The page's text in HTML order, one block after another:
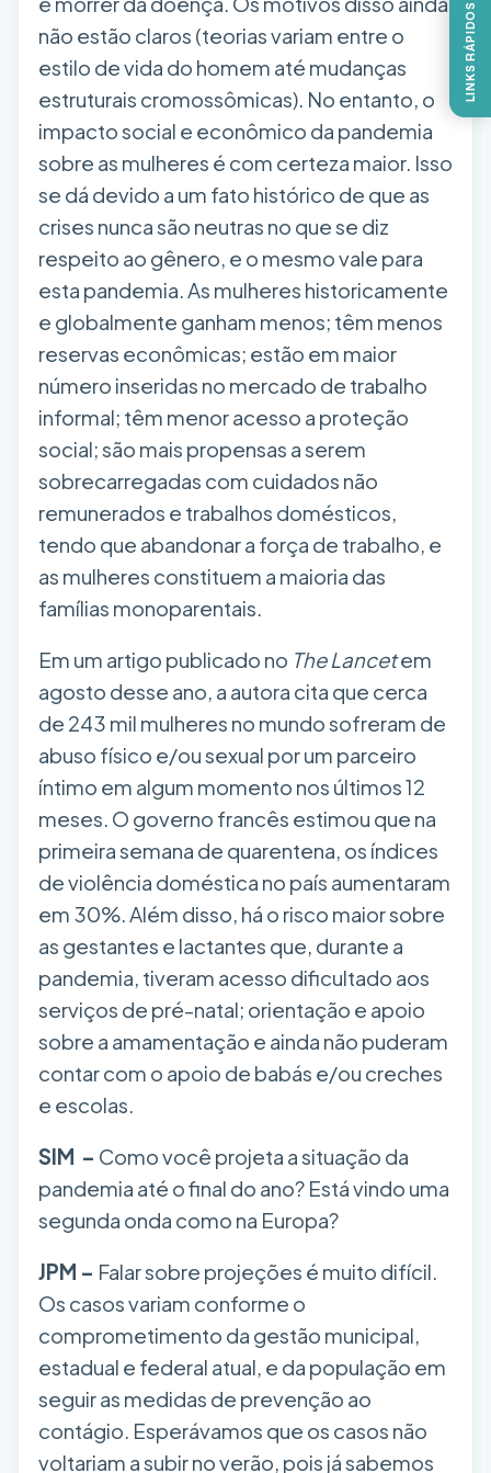
não estão claros (teorias variam entre o
estilo de vida do homem até mudanças
estruturais cromossômicas). No entanto, o
impacto social e econômico da pandemia
sobre as mulheres é com certeza maior. Isso
se dá devido a um fato histórico de que as
crises nunca são neutras no que se diz
respeito ao gênero, e o mesmo vale para
esta pandemia. As mulheres historicamente
e globalmente ganham menos; têm menos
reservas econômicas; estão em maior
número inseridas no mercado de trabalho
informal; têm menor acesso a proteção
social; são mais propensas a serem
sobrecarregadas com cuidados não
remunerados e trabalhos domésticos,
tendo que abandonar a força de trabalho, e
as mulheres constituem a maioria das
famílias monoparentais.
Em um artigo publicado no The Lancetem
agosto desse ano, a autora cita que cerca
de 243 mil mulheres no mundo sofreram de
abuso físico e/ou sexual por um parceiro
íntimo em algum momento nos últimos 12
meses. O governo francês estimou que na
primeira semana de quarentena, os índices
de violência doméstica no país aumentaram
em 30%. Além disso, há o risco maior sobre
as gestantes e lactantes que, durante a
pandemia, tiveram acesso dificultado aos
serviços de pré-natal; orientação e apoio
sobre a amamentação e ainda não puderam
contar com o apoio de babás e/ou creches
e escolas.
SIM – Como você projeta a situação da
pandemia até o final do ano? Está vindo uma
segunda onda como na Europa?
JPM – Falar sobre projeções é muito difícil.
Os casos variam conforme o
comprometimento da gestão municipal,
estadual e federal atual, e da população em
seguir as medidas de prevenção ao
contágio. Esperávamos que os casos não
voltariam a subir no verão, pois já sabemos
LINKS RÁPIDOS